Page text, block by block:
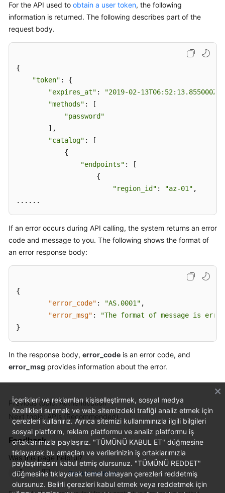
Service
Level
Agreement
White
Papers
For the API used to obtain a user token, the following
information is returned. The following describes part of the
request body.
{
"token" : {
"expires_at" : "2019-02-13T06:52:13.855000Z"
"methods" : [
"password"
        ],
"catalog" : [
            {
"endpoints" : [
                    {
"region_id" : "az-01" ,
......
If an error occurs during API calling, the system returns an error
code and message to you. The following shows the format of
an error response body:
{
"error_code" : "AS.0001" ,
"error_msg" :
"The format of message is
}
In the response body, error_code is an error code, and
error_msg provides information about the error.
Previous topic: Authentication
Next topic: APIs (Recommended)
Feedback
Was this page helpful?
Provide feedback
İçerikleri ve reklamları kişiselleştirmek, sosyal medya
özellikleri sunmak ve web sitemizdeki trafiği analiz etmek için
çerezleri kullanırız. Ayrıca sitemizi kullanımınızla ilgili bilgileri
sosyal platform, reklam platformu ve analiz platformu iş
ortaklarımızla paylaşırız. "TÜMÜNÜ KABUL ET" düğmesine
tıklayarak bu amaçları ve verilerinizin iş ortaklarımızla
paylaşılmasını kabul etmiş olursunuz. "TÜMÜNÜ REDDET"
düğmesine tıklayarak temel olmayan çerezleri reddetmiş
olursunuz. Belirli çerezleri kabul etmek veya reddetmek için